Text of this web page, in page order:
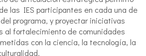
las IES participantes en cada una de
programa, y proyectar iniciativas
al fortalecimiento de comunidades
con la ciencia, la tecnología, la